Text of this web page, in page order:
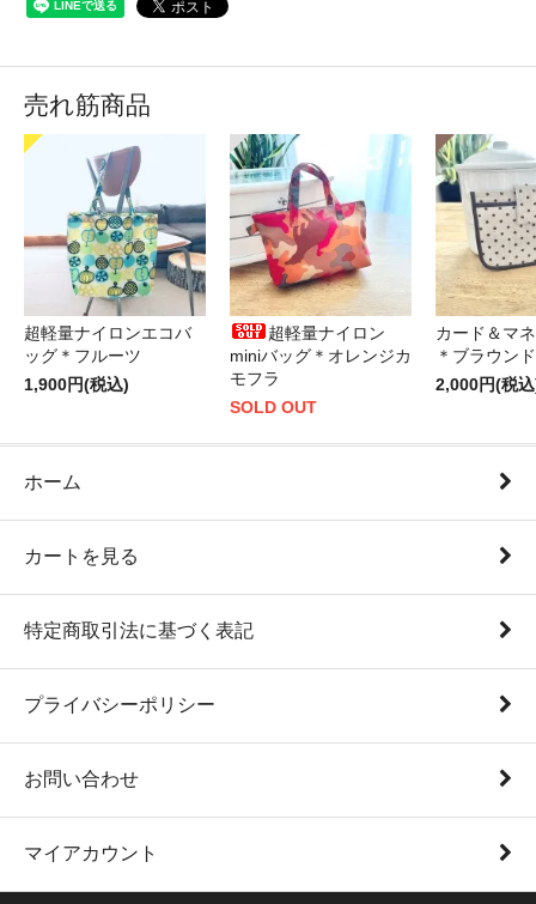
売れ筋商品
超軽量ナイロンエコバ
ッグ＊フルーツ
1,900円(税込)
超軽量ナイロン
miniバッグ＊オレンジカ
モフラ
SOLD OUT
カード＆マ
＊ブラウン
2,000円(税
ホーム
カートを見る
特定商取引法に基づく表記
プライバシーポリシー
お問い合わせ
マイアカウント